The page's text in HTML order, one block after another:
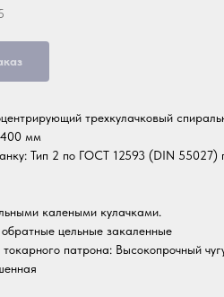
трехкулачковый
мм
Тип 2 по ГОСТ 12593 (DIN 55027)
калеными кулачками.
цельные закаленные
патрона: Высокопрочный